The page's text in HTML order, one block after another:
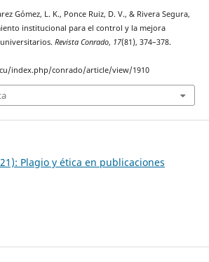
Gómez, L. K., Ponce Ruiz, D. V., & Rivera Segura,
institucional para el control y la mejora
Revista Conrado, 17(81), 374–378.
index.php/conrado/article/view/1910
Plagio y ética en publicaciones